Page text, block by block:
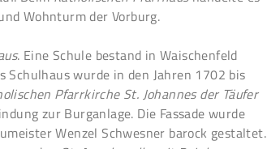
Wohnturm der Vorburg.
. Eine Schule bestand in Waischenfeld
Schulhaus wurde in den Jahren 1702 bis
Pfarrkirche St. Johannes der Täufer
zur Burganlage. Die Fassade wurde
Wenzel Schwesner barock gestaltet.